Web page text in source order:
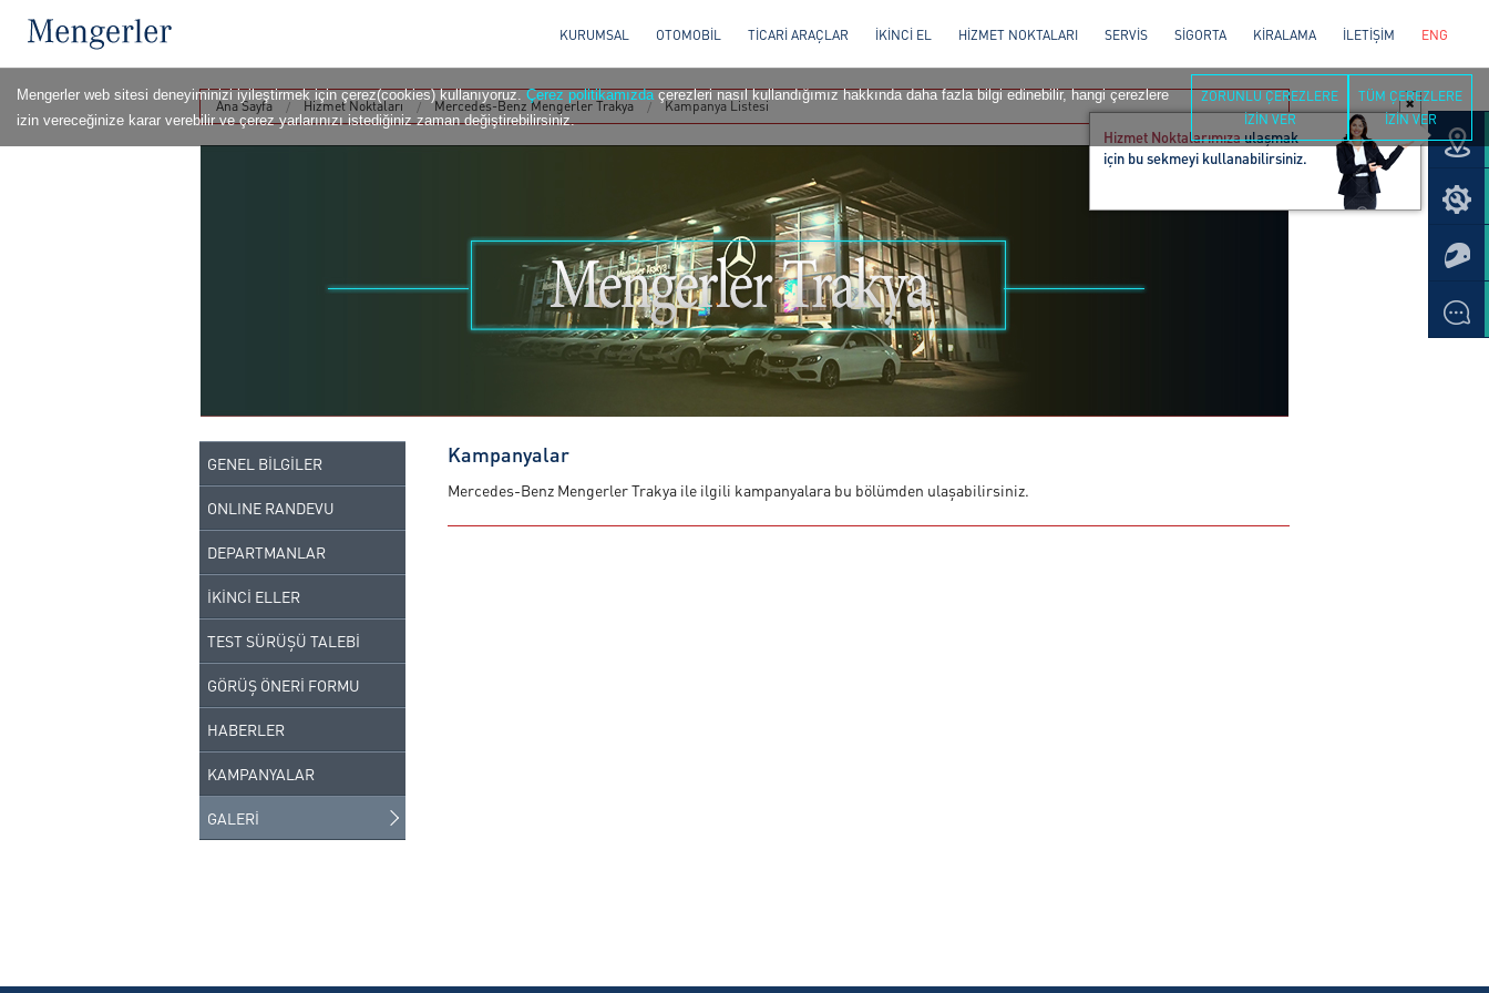
Hizmet Noktalarımızaulaşmak
için bu sekmeyi kullanabilirsiniz.
KURUMSAL OTOMOBİL TİCARİ ARAÇLAR İKİNCİ EL HİZMET NOKTALARI SERVİS SİGORTA KİRALAMA İLETİŞİM ENG
Ana Sayfa Hizmet Noktaları Mercedes-Benz Mengerler Trakya Kampanya Listesi
GENEL BİLGİLER
ONLINE RANDEVU
DEPARTMANLAR
İKİNCİ ELLER
TEST SÜRÜŞÜ TALEBİ
GÖRÜŞ ÖNERİ FORMU
HABERLER
KAMPANYALAR
GALERİ
Kampanyalar
Mercedes-Benz Mengerler Trakya ile ilgili kampanyalara bu bölümden ulaşabilirsiniz.
Mengerler web sitesi deneyiminizi iyileştirmek için çerez(cookies) kullanıyoruz.Çerez politikamızdaçerezleri nasıl kullandığımız hakkında daha fazla bilgi edinebilir, hangi çerezlere
izin vereceğinize karar verebilir ve çerez yarlarınızı istediğiniz zaman değiştirebilirsiniz.
ZORUNLU ÇEREZLERE
İZİN VER
TÜM ÇEREZLERE
İZİN VER